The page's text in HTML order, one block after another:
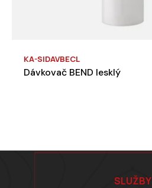
KA-SIDAVBECL
Dávkovač BEND lesklý
Zápatí
SLUŽBY